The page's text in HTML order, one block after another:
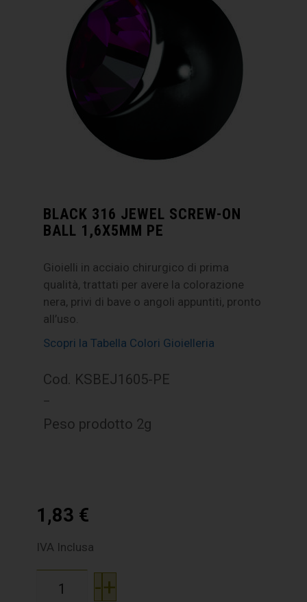
BLACK 316 JEWEL SCREW-ON
BALL 1,6X5MM PE
Gioielli in acciaio chirurgico di prima
qualità, trattati per avere la colorazione
nera, privi di bave o angoli appuntiti, pronto
all’uso.
Scopri la Tabella Colori Gioielleria
Cod. KSBEJ1605-PE
–
Peso prodotto 2g
1,83 €
IVA Inclusa
-+